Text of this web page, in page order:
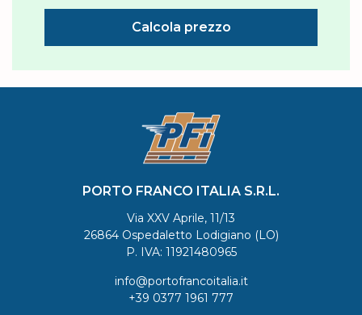
Calcola prezzo
PORTO FRANCO ITALIA S.R.L.
Via XXV Aprile, 11/13
26864 Ospedaletto Lodigiano (LO)
P. IVA: 11921480965
info@portofrancoitalia.it
+39 0377 1961 777